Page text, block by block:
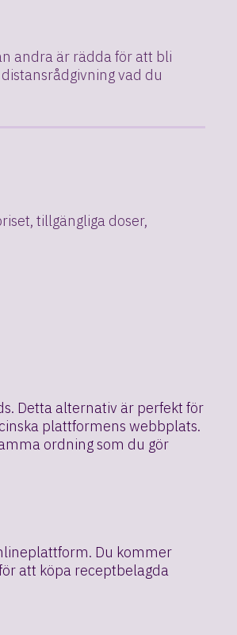
andra är rädda för att bli
vad du
tillgängliga doser,
Detta alternativ är perfekt för
plattformens webbplats.
ordning som du gör
Du kommer
att köpa receptbelagda